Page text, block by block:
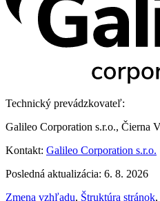
Technický prevádzkovateľ:
Galileo Corporation s.r.o., Čierna
Kontakt: Galileo Corporation s.r.o.
Posledná aktualizácia: 6. 8. 2026
Zmena vzhľadu, Štruktúra stránok,